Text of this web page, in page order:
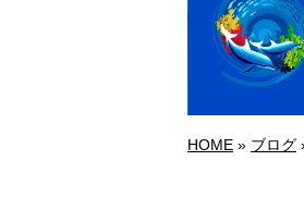
HOME » ブログ